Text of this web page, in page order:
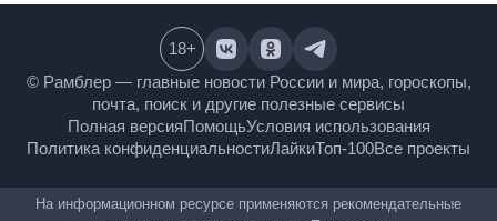
© Рамблер — главные новости России и мира,
гороскопы, почта, поиск и другие полезные сервисы
Полная версия
Помощь
Условия использования
Политика конфиденциальностиЛайкиТоп-100
Все проекты
18+